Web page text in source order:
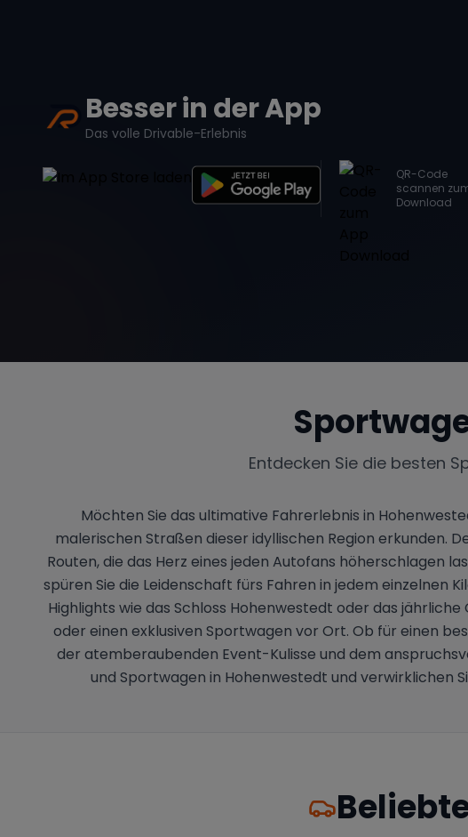
Besser in der App
Das volle Drivable-Erlebnis
QR-Code
scannen
Download
Entdecken Sie die besten
Möchten Sie das ultimative Fahrerlebnis in
malerischen Straßen dieser idyllischen Region erkunden.
Routen, die das Herz eines jeden Autofans höherschlagen
spüren Sie die Leidenschaft fürs Fahren in jedem einzelnen
Highlights wie das Schloss Hohenwestedt oder das
oder einen exklusiven Sportwagen vor Ort. Ob für einen
der atemberaubenden Event-Kulisse und dem
und Sportwagen in Hohenwestedt und verwirklichen